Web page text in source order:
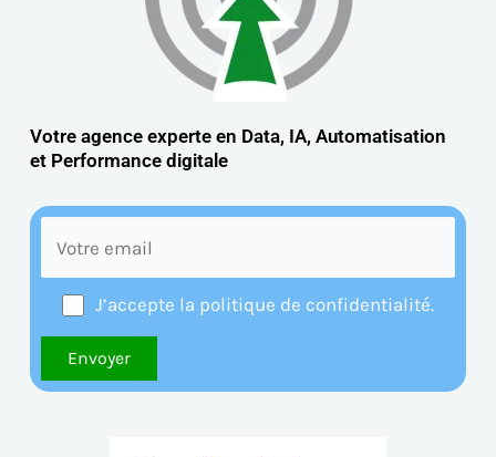
Votre agence experte en Data, IA, Automatisation
et Performance digitale
J’accepte la politique de confidentialité.